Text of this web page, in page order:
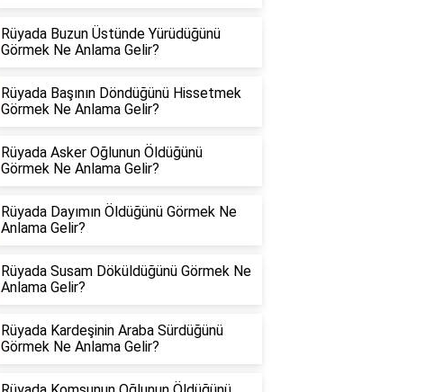
Rüyada Buzun Üstünde Yürüdüğünü
Görmek Ne Anlama Gelir?
Rüyada Başının Döndüğünü Hissetmek
Görmek Ne Anlama Gelir?
Rüyada Asker Oğlunun Öldüğünü
Görmek Ne Anlama Gelir?
Rüyada Dayımın Öldüğünü Görmek Ne
Anlama Gelir?
Rüyada Susam Döküldüğünü Görmek Ne
Anlama Gelir?
Rüyada Kardeşinin Araba Sürdüğünü
Görmek Ne Anlama Gelir?